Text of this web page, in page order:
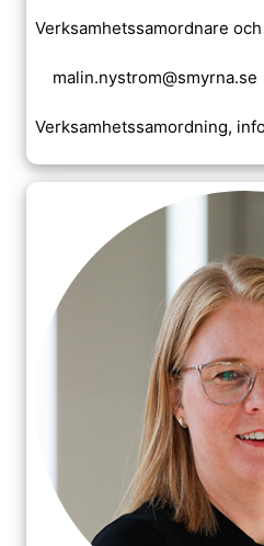
Verksamhetssamordnare
malin.nystrom@smyrna.se
Verksamhetssamordning,